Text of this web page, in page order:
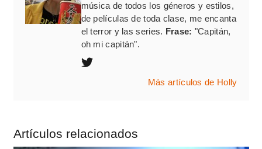
música de todos los géneros y estilos,
de películas de toda clase, me encanta
el terror y las series. Frase: "Capitán,
oh mi capitán".
Más artículos de Holly
Artículos relacionados